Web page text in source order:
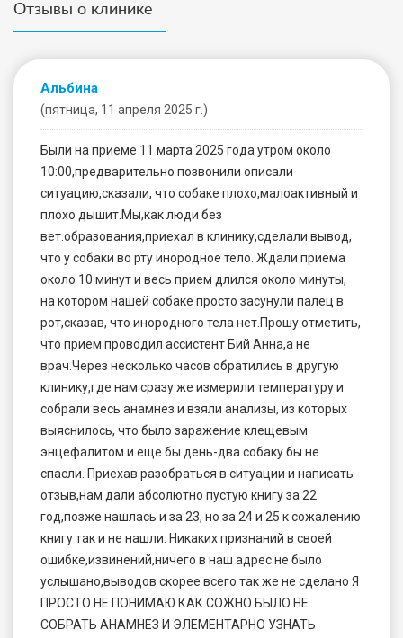
Отзывы о клинике
Альбина
(пятница, 11 апреля 2025 г.)
Были на приеме 11 марта 2025 года утром около
10:00,предварительно позвонили описали
ситуацию,сказали, что собаке плохо,малоактивный и
плохо дышит.Мы,как люди без
вет.образования,приехал в клинику,сделали вывод,
что у собаки во рту инородное тело. Ждали приема
около 10 минут и весь прием длился около минуты,
на котором нашей собаке просто засунули палец в
рот,сказав, что инородного тела нет.Прошу отметить,
что прием проводил ассистент Бий Анна,а не
врач.Через несколько часов обратились в другую
клинику,где нам сразу же измерили температуру и
собрали весь анамнез и взяли анализы, из которых
выяснилось, что было заражение клещевым
энцефалитом и еще бы день-два собаку бы не
спасли. Приехав разобраться в ситуации и написать
отзыв,нам дали абсолютно пустую книгу за 22
год,позже нашлась и за 23, но за 24 и 25 к сожалению
книгу так и не нашли. Никаких признаний в своей
ошибке,извинений,ничего в наш адрес не было
услышано,выводов скорее всего так же не сделано Я
ПРОСТО НЕ ПОНИМАЮ КАК СОЖНО БЫЛО НЕ
СОБРАТЬ АНАМНЕЗ И ЭЛЕМЕНТАРНО УЗНАТЬ